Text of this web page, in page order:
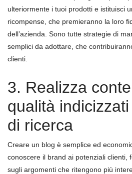
ulteriormente i tuoi prodotti e istituisci
ricompense, che premieranno la loro
dell’azienda. Sono tutte strategie di
semplici da adottare, che
clienti.
3. Realizza
qualità
di ricerca
Creare un blog è semplice ed
conoscere il brand ai potenziali clienti,
sugli argomenti che ritengono più